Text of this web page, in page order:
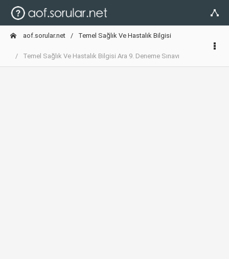
aof.sorular.net Temel Sağlık Ve Hastalık Bilgisi
Temel Sağlık Ve Hastalık Bilgisi Ara 9. Deneme Sınavı